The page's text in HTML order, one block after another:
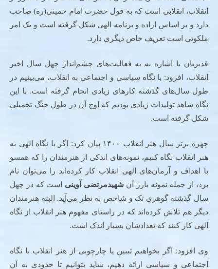
انقلاب، انقلابی است که به قول حضرت امام خمینی(ره) صاحب
دارد و بر اساس اراده و برنامه الهی شکل گرفته است و یک امر
ملکوتی است تعریف خاص دیگری دارد.
قدیریان با اشاره به به فعالیت‌های چشم‌انداز چهل سال اخیر
انقلاب، افزود: با نگاه سیاسی و اجتماعی به انقلاب، می‌بینیم در
طول سال‌های گذشته کارهای زیادی انجام گرفته است. با این
نگاه شاهد تولیدات زیادی بودیم که اوج آن در طول جنگ تحمیلی
شکل گرفته است.
چهره برتر سال هنر انقلاب ۱۴۰۰ بیان کرد: اگر با نگاه الهی به
هنر انقلاب نگاه کنیم، نمونه‌های اندکی از هنرمندان را که همسو
با اهداف و آرمان‌های الهی انقلاب کار کرده‌اند را می‌توان نام
برد، از جمله نمونه بارز آن شهیدمرتضی آوینی است که در چهل
سال گذشته گوهری تک و شاخص به نظر می‌آید. البته هنرمندان
دیگر هم تلاش کرده‌اند که در راستای مفهوم هنر انقلاب از نگاه
الهی کار کنند که تعدادشان بسیار اندک است.
وی افزود: اگر بخواهیم تببین یا چارچوبی از هنر انقلاب با نگاه
اجتماعی و سیاسی ارائه دهیم، شاید بتوانیم تا حدودی به آن